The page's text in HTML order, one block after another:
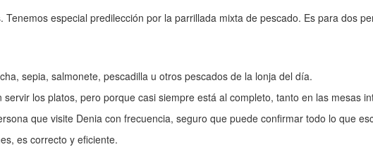
especial predilección por la parrillada mixta de pescado. Es para dos
sepia, salmonete, pescadilla u otros pescados de la lonja del día.
los platos, pero porque casi siempre está al completo, tanto en las mesas
que visite Denia con frecuencia, seguro que puede confirmar todo lo que
es correcto y eficiente.